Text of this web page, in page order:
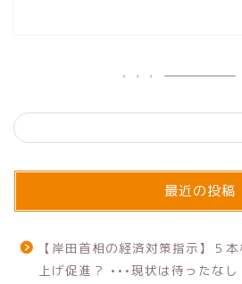
最近の投稿
【岸田首相の経済対策指示】５
上げ促進？ •••現状は待ったなし